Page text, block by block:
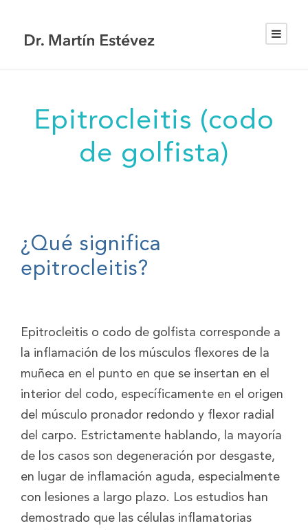
Epitrocleitis (codo
de golfista)
¿Qué significa
epitrocleitis?
Epitrocleitis o codo de golfista corresponde a
la inflamación de los músculos flexores de la
muñeca en el punto en que se insertan en el
interior del codo, específicamente en el origen
del músculo pronador redondo y flexor radial
del carpo. Estrictamente hablando, la mayoría
de los casos son degeneración por desgaste,
en lugar de inflamación aguda, especialmente
con lesiones a largo plazo. Los estudios han
demostrado que las células inflamatorias